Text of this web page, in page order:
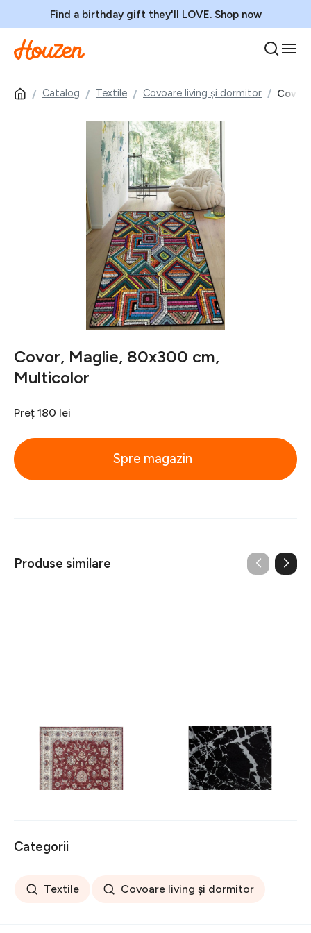
Find a birthday gift they'll LOVE. Shop now
Catalog Textile Covoare living și dormitor
Covor, Maglie, 80x300 cm,
Multicolor
Preț 180 lei
Spre magazin
Produse similare
Covor rezistent Eko, ALT
05 - Red, Ivory, 100%
poliester, 80 x 150 cm
256 lei
Covor rezistent SM 21 -
Black, Silver XW, 80x300
441 lei
Categorii
Textile Covoare living și dormitor